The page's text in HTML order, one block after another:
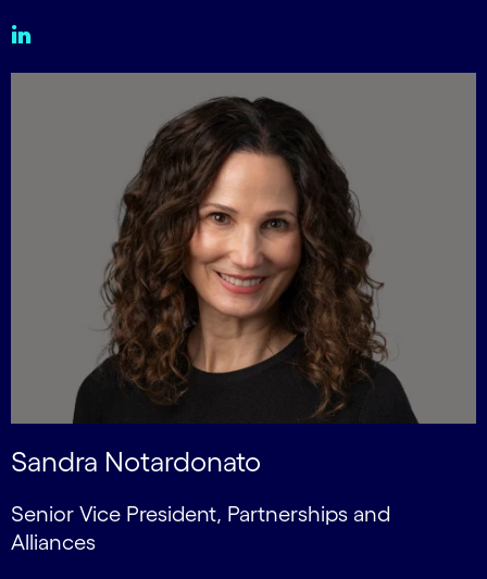
Sandra Notardonato
Senior Vice President, Partnerships and
Alliances